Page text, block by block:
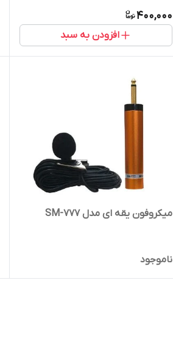
400,000
افزودن به سبد
میکروفون یقه ای مدل SM-777
ناموجود